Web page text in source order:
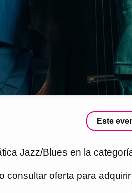
Este
Jazz/Blues en la
oferta para